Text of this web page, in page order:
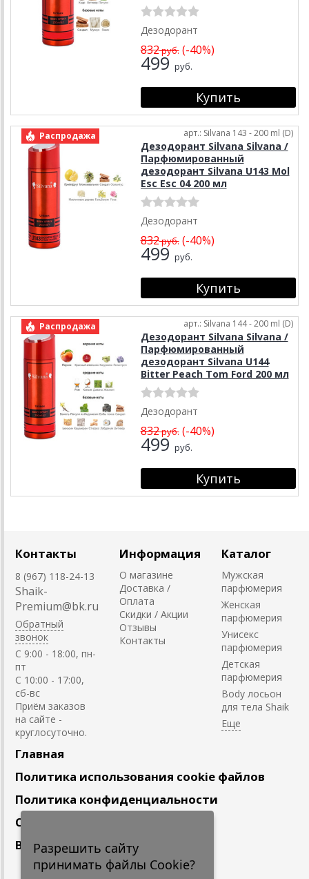
Дезодорант
832руб.(-40%)
499 руб.
Распродажа арт.: Silvana 143 - 200 ml (D)
Дезодорант Silvana Silvana /
Парфюмированный
дезодорант Silvana U143 Mol
Esc Esc 04 200 мл
Дезодорант
832руб.(-40%)
499 руб.
Распродажа арт.: Silvana 144 - 200 ml (D)
Дезодорант Silvana Silvana /
Парфюмированный
дезодорант Silvana U144
Bitter Peach Tom Ford 200 мл
Дезодорант
832руб.(-40%)
499 руб.
Контакты
8 (967) 118-24-13
Shaik-
Premium@bk.ru
Обратный
звонок
C 9:00 - 18:00, пн-
пт
С 10:00 - 17:00,
сб-вс
Приём заказов
на сайте -
круглосуточно.
Информация
О магазине
Доставка /
Оплата
Скидки / Акции
Отзывы
Контакты
Каталог
Мужская
парфюмерия
Женская
парфюмерия
Унисекс
парфюмерия
Детская
парфюмерия
Body лосьон
для тела Shaik
Главная
Политика использования cookie файлов
Политика конфиденциальности
Сотрудничество
Вакансии
Подпишитесь
Разрешить сайту
принимать файлы Cookie?